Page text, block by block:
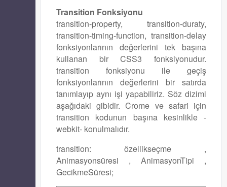
Transition Fonksiyonu
transition-property, transition-duraty,
transition-timing-function, transition-delay
fonksiyonlarının değerlerini tek başına
kullanan bir CSS3 fonksiyonudur.
transition fonksiyonu ile geçiş
fonksiyonlarının değerlerini bir satırda
tanımlayıp aynı işi yapabiliriz. Söz dizimi
aşağıdaki gibidir. Crome ve safari için
transition kodunun başına kesinlikle -
webkit- konulmalıdır.
transition: özellikseçme ,
Animasyonsüresi , AnimasyonTipi ,
GecikmeSüresi;